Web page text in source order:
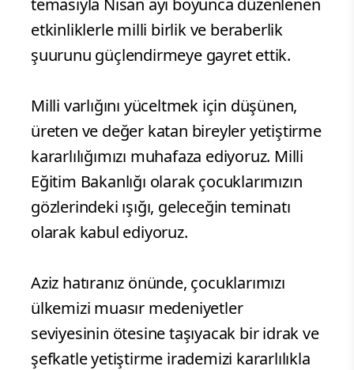
etkinliklerle milli birlik ve beraberlik
şuurunu güçlendirmeye gayret ettik.
Milli varlığını yüceltmek için düşünen,
üreten ve değer katan bireyler yetiştirme
kararlılığımızı muhafaza ediyoruz. Milli
Eğitim Bakanlığı olarak çocuklarımızın
gözlerindeki ışığı, geleceğin teminatı
olarak kabul ediyoruz.
Aziz hatıranız önünde, çocuklarımızı
ülkemizi muasır medeniyetler
seviyesinin ötesine taşıyacak bir idrak ve
şefkatle yetiştirme irademizi kararlılıkla